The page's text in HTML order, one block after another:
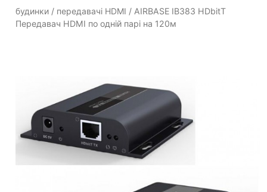
будинки / передавачі HDMI / AIRBASE IB383 HDbitT
Передавач HDMI по одній парі на 120м